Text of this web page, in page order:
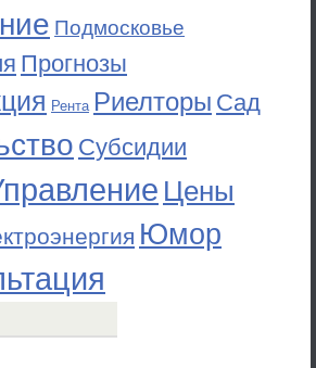
Подмосковье
Прогнозы
Рента Риелторы Сад
Субсидии
Цены
Юмор